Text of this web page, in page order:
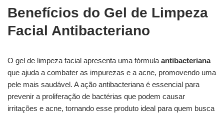
Benefícios do Gel de Limpeza
Facial Antibacteriano
O gel de limpeza facial apresenta uma fórmula antibacteriana
que ajuda a combater as impurezas e a acne, promovendo uma
pele mais saudável. A ação antibacteriana é essencial para
prevenir a proliferação de bactérias que podem causar
irritações e acne, tornando esse produto ideal para quem busca